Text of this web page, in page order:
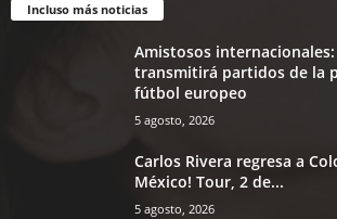
Incluso más noticias
Amistosos internacionales:
transmitirá partidos de la
fútbol europeo
5 agosto, 2026
Carlos Rivera regresa a
México! Tour, 2 de...
5 agosto, 2026